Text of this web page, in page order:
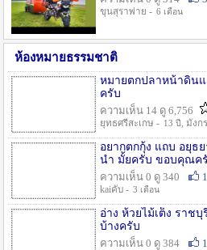
ขุนสุราพ่าย - 6 เดือน
ห้องหมายธรรมชาติ
หมายตกปลาหน้าดินแ
ครับ
ความเห็น 14 ดู 6,756
ยุทธศรีสะเกษ - 13 ปี , มังก
อยากตกกุ้ง แถบ อยุธ
นำ มั้ยครับ ขอบคุณค
ความเห็น 0 ดู 340
1
kaiคับ - 3 เดือน
อ่าง ห้วยไม้เต็ง ราช
บ้างครับ
ความเห็น 0 ดู 384
1